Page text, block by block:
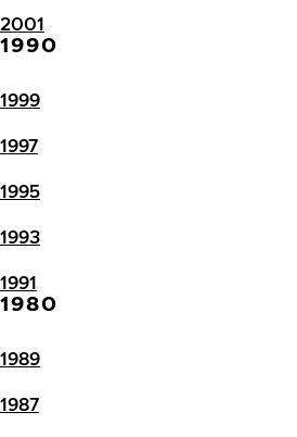
2001
1990
1999
1997
1995
1993
1991
1980
1989
1987